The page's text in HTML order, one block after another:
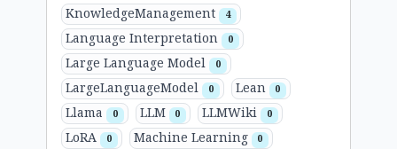
KnowledgeManagement 4
Language Interpretation 0
Large Language Model 0
LargeLanguageModel 0 Lean 0
Llama 0 LLM 0 LLMWiki 0
LoRA 0 Machine Learning 0